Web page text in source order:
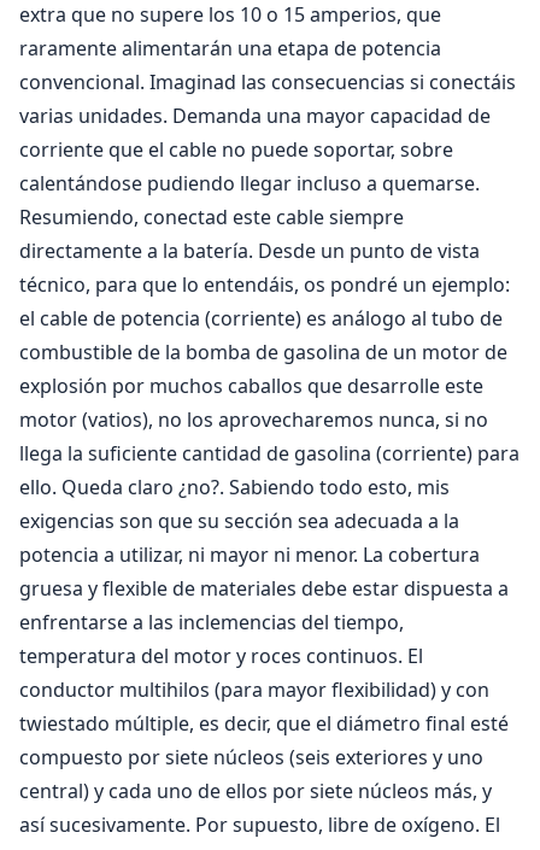
extra que no supere los 10 o 15 amperios, que
raramente alimentarán una etapa de potencia
convencional. Imaginad las consecuencias si conectáis
varias unidades. Demanda una mayor capacidad de
corriente que el cable no puede soportar, sobre
calentándose pudiendo llegar incluso a quemarse.
Resumiendo, conectad este cable siempre
directamente a la batería. Desde un punto de vista
técnico, para que lo entendáis, os pondré un ejemplo:
el cable de potencia (corriente) es análogo al tubo de
combustible de la bomba de gasolina de un motor de
explosión por muchos caballos que desarrolle este
motor (vatios), no los aprovecharemos nunca, si no
llega la suficiente cantidad de gasolina (corriente) para
ello. Queda claro ¿no?. Sabiendo todo esto, mis
exigencias son que su sección sea adecuada a la
potencia a utilizar, ni mayor ni menor. La cobertura
gruesa y flexible de materiales debe estar dispuesta a
enfrentarse a las inclemencias del tiempo,
temperatura del motor y roces continuos. El
conductor multihilos (para mayor flexibilidad) y con
twiestado múltiple, es decir, que el diámetro final esté
compuesto por siete núcleos (seis exteriores y uno
central) y cada uno de ellos por siete núcleos más, y
así sucesivamente. Por supuesto, libre de oxígeno. El